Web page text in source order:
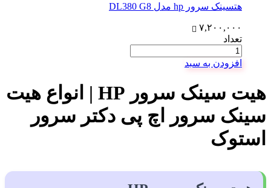
هتسینک سرور hp مدل DL380 G8
۷,۲۰۰,۰۰۰
تعداد
افزودن به سبد
هیت سینک سرور HP | انواع هیت
سینک سرور اچ پی دکتر سرور
استوک